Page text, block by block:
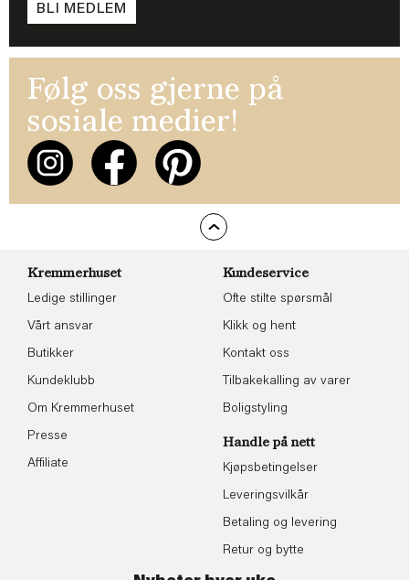
BLI MEDLEM
Følg oss gjerne på
sosiale medier!
Kremmerhuset
Ledige stillinger
Vårt ansvar
Butikker
Kundeklubb
Om Kremmerhuset
Presse
Affiliate
Kundeservice
Ofte stilte spørsmål
Klikk og hent
Kontakt oss
Tilbakekalling av varer
Boligstyling
Handle på nett
Kjøpsbetingelser
Leveringsvilkår
Betaling og levering
Retur og bytte